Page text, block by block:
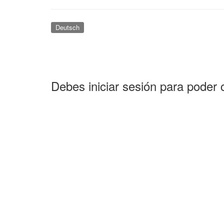
Deutsch
Debes iniciar sesión para poder